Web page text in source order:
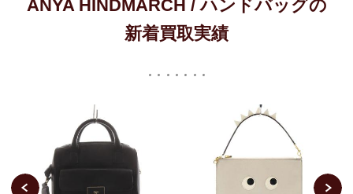
ANYA HINDMARCH / ハンドバッグの
新着買取実績